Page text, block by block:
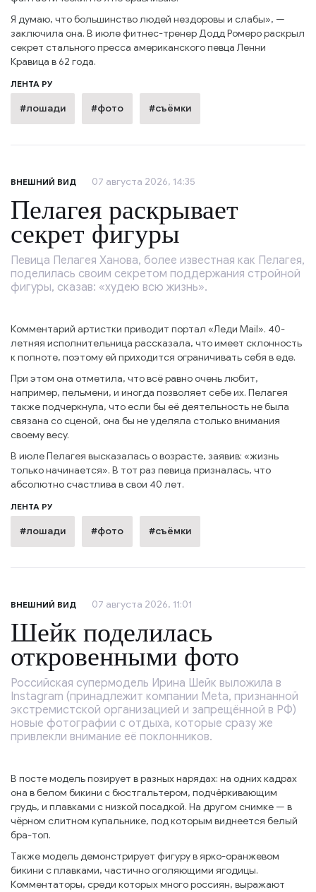
Я думаю, что большинство людей нездоровы и слабы», —
заключила она. В июле фитнес-тренер Додд Ромеро раскрыл
секрет стального пресса американского певца Ленни
Кравица в 62 года.
ЛЕНТА РУ
#лошади #фото #съёмки
ВНЕШНИЙ ВИД 07 августа 2026, 14:35
Пелагея раскрывает
секрет фигуры
Певица Пелагея Ханова, более известная как Пелагея,
поделилась своим секретом поддержания стройной
фигуры, сказав: «худею всю жизнь».
Комментарий артистки приводит портал «Леди Mail». 40-
летняя исполнительница рассказала, что имеет склонность
к полноте, поэтому ей приходится ограничивать себя в еде.
При этом она отметила, что всё равно очень любит,
например, пельмени, и иногда позволяет себе их. Пелагея
также подчеркнула, что если бы её деятельность не была
связана со сценой, она бы не уделяла столько внимания
своему весу.
В июле Пелагея высказалась о возрасте, заявив: «жизнь
только начинается». В тот раз певица призналась, что
абсолютно счастлива в свои 40 лет.
ЛЕНТА РУ
#лошади #фото #съёмки
ВНЕШНИЙ ВИД 07 августа 2026, 11:01
Шейк поделилась
откровенными фото
Российская супермодель Ирина Шейк выложила в
Instagram (принадлежит компании Meta, признанной
экстремистской организацией и запрещённой в РФ)
новые фотографии с отдыха, которые сразу же
привлекли внимание её поклонников.
В посте модель позирует в разных нарядах: на одних кадрах
она в белом бикини с бюстгальтером, подчёркивающим
грудь, и плавками с низкой посадкой. На другом снимке — в
чёрном слитном купальнике, под которым виднеется белый
бра-топ.
Также модель демонстрирует фигуру в ярко-оранжевом
бикини с плавками, частично оголяющими ягодицы.
Комментаторы, среди которых много россиян, выражают